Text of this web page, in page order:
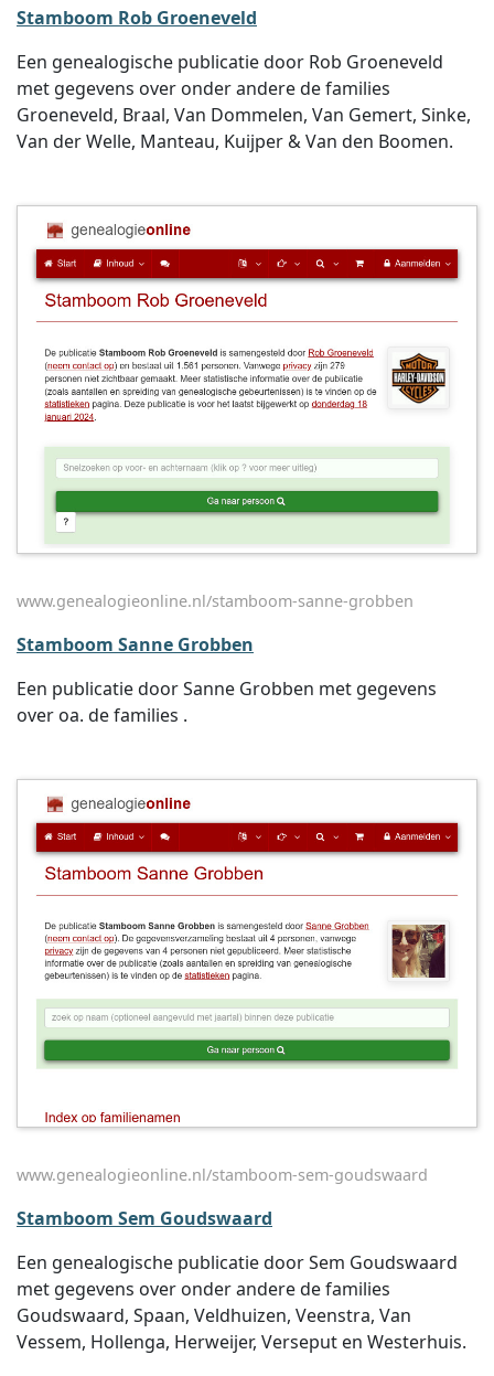
Stamboom Rob Groeneveld
Een genealogische publicatie door Rob Groeneveld
met gegevens over onder andere de families
Groeneveld, Braal, Van Dommelen, Van Gemert, Sinke,
Van der Welle, Manteau, Kuijper & Van den Boomen.
www.genealogieonline.nl/stamboom-sanne-grobben
Stamboom Sanne Grobben
Een publicatie door Sanne Grobben met gegevens
over oa. de families .
www.genealogieonline.nl/stamboom-sem-goudswaard
Stamboom Sem Goudswaard
Een genealogische publicatie door Sem Goudswaard
met gegevens over onder andere de families
Goudswaard, Spaan, Veldhuizen, Veenstra, Van
Vessem, Hollenga, Herweijer, Verseput en Westerhuis.